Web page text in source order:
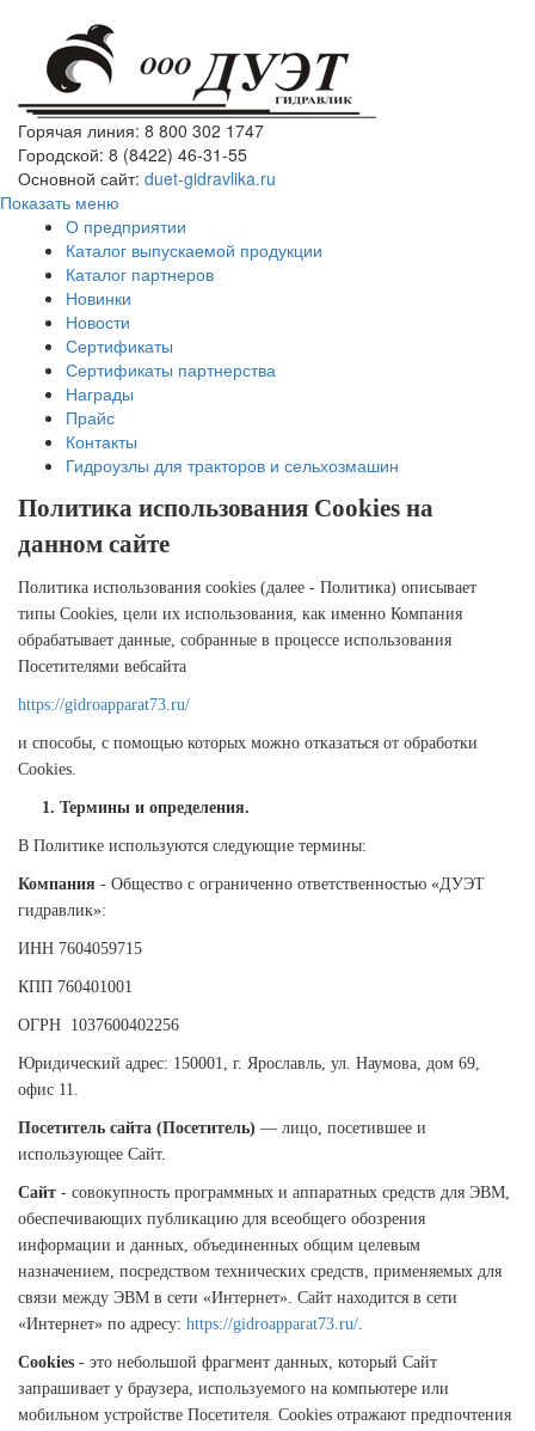
Горячая линия: 8 800 302 1747
Городской: 8 (8422) 46-31-55
Основной сайт: duet-gidravlika.ru
Показать меню
О предприятии
Каталог выпускаемой продукции
Каталог партнеров
Новинки
Новости
Сертификаты
Сертификаты партнерства
Награды
Прайс
Контакты
Гидроузлы для тракторов и сельхозмашин
Политика использования Cookies на
данном сайте
Политика использования cookies (далее - Политика) описывает
типы Cookies, цели их использования, как именно Компания
обрабатывает данные, собранные в процессе использования
Посетителями вебсайта
https://gidroapparat73.ru/
и способы, с помощью которых можно отказаться от обработки
Cookies.
1. Термины и определения.
В Политике используются следующие термины:
Компания - Общество с ограниченно ответственностью «ДУЭТ
гидравлик»:
ИНН 7604059715
КПП 760401001
ОГРН 1037600402256
Юридический адрес: 150001, г. Ярославль, ул. Наумова, дом 69,
офис 11.
Посетитель сайта (Посетитель) — лицо, посетившее и
использующее Сайт.
Сайт - совокупность программных и аппаратных средств для ЭВМ,
обеспечивающих публикацию для всеобщего обозрения
информации и данных, объединенных общим целевым
назначением, посредством технических средств, применяемых для
связи между ЭВМ в сети «Интернет». Сайт находится в сети
«Интернет» по адресу: https://gidroapparat73.ru/.
Cookies - это небольшой фрагмент данных, который Сайт
запрашивает у браузера, используемого на компьютере или
мобильном устройстве Посетителя. Cookies отражают предпочтения